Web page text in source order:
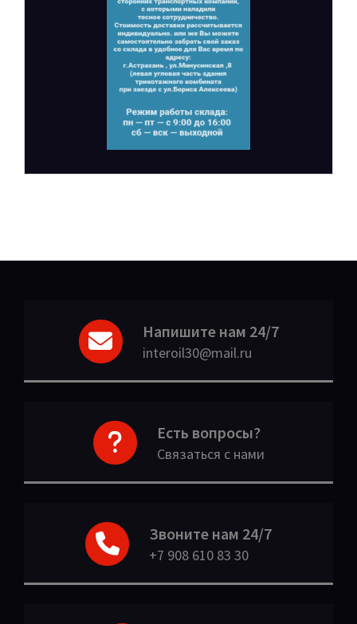
Напишите нам 24/7
interoil30@mail.ru
Есть вопросы?
Связаться с нами
Звоните нам 24/7
+7 908 610 83 30